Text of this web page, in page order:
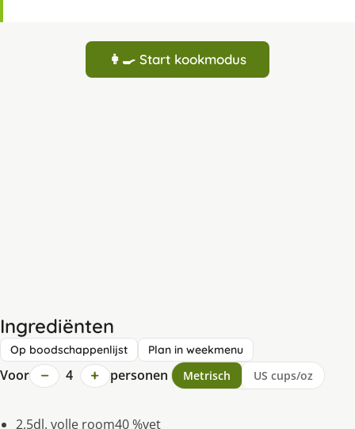
👩‍🍳 Start kookmodus
Ingrediënten
Op boodschappenlijst Plan in weekmenu
Voor − 4 + personen Metrisch US cups/oz
2,5dl. volle room40 %vet